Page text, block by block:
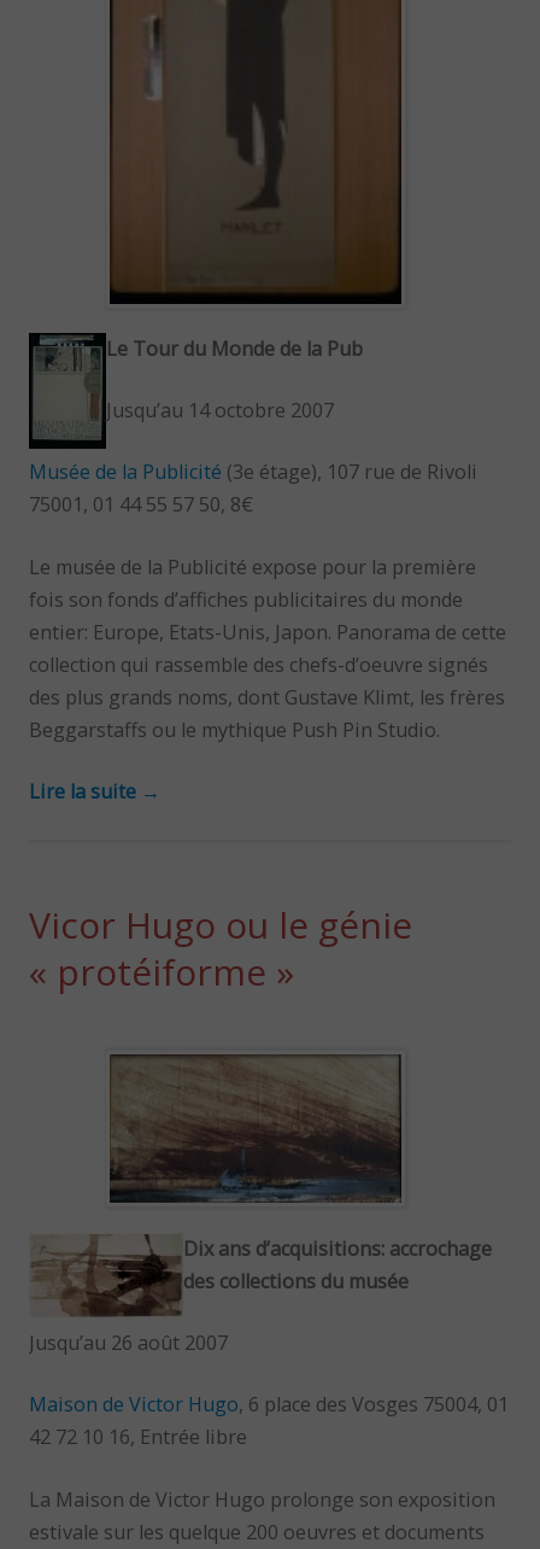
Le Tour du Monde de la Pub
Jusqu’au 14 octobre 2007
Musée de la Publicité (3e étage), 107 rue de Rivoli
75001, 01 44 55 57 50, 8€
Le musée de la Publicité expose pour la première
fois son fonds d’affiches publicitaires du monde
entier: Europe, Etats-Unis, Japon. Panorama de cette
collection qui rassemble des chefs-d’oeuvre signés
des plus grands noms, dont Gustave Klimt, les frères
Beggarstaffs ou le mythique Push Pin Studio.
Lire la suite →
Vicor Hugo ou le génie
« protéiforme »
Dix ans d’acquisitions: accrochage
des collections du musée
Jusqu’au 26 août 2007
Maison de Victor Hugo, 6 place des Vosges 75004, 01
42 72 10 16, Entrée libre
La Maison de Victor Hugo prolonge son exposition
estivale sur les quelque 200 oeuvres et documents